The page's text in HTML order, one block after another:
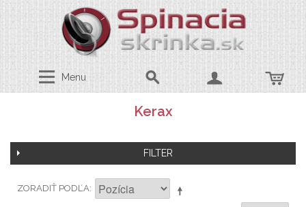
Menu
Kerax
FILTER
ZORADIŤ PODĽA